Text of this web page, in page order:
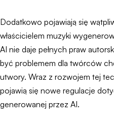
Dodatkowo pojawiają się
właścicielem muzyki
AI nie daje pełnych praw
być problemem dla twórców
utwory. Wraz z rozwojem tej
pojawią się nowe regulacje
generowanej przez AI.